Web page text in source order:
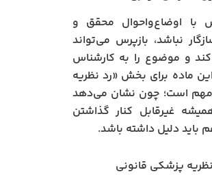
با اوضاع‌واحوال محقق و
نباشد، بازپرس می‌تواند
و موضوع را به کارشناس
ماده برای بخش «رد نظریه
است؛ چون نشان می‌دهد
غیرقابل کنار گذاشتن
باید دلیل داشته باشد.
پزشکی قانونی